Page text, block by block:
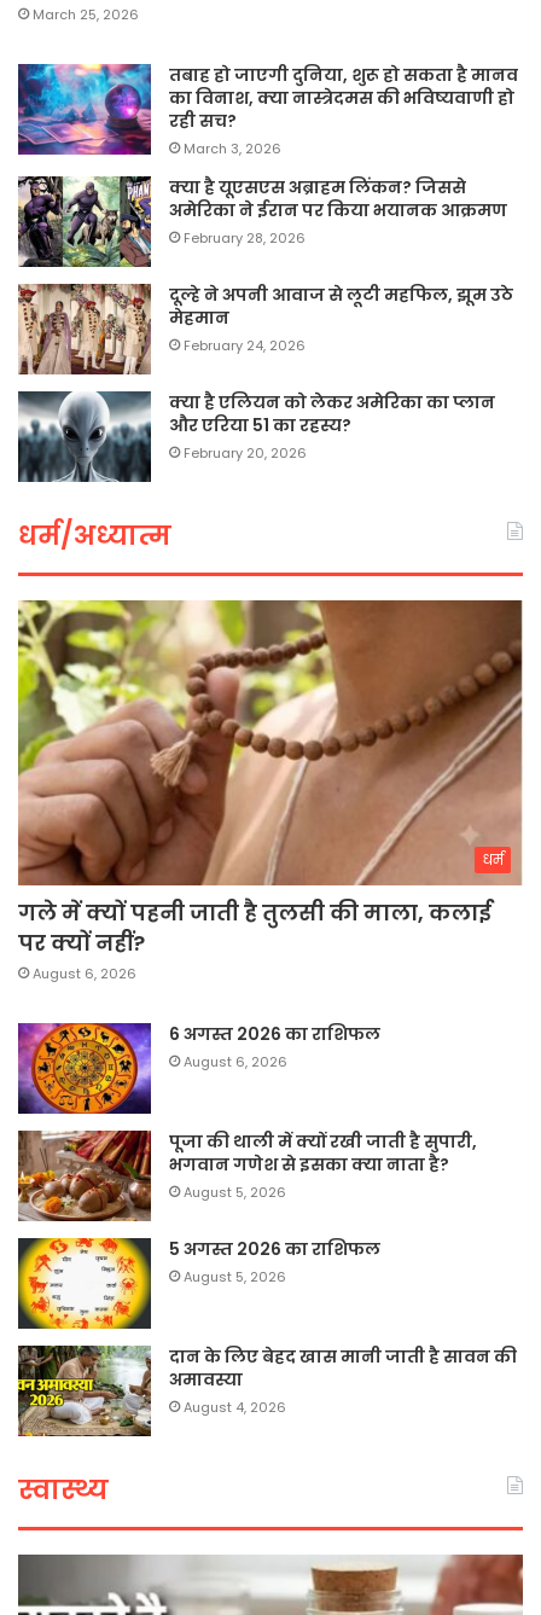
March 25, 2026
तबाह हो जाएगी दुनिया, शुरू हो सकता है मानव
का विनाश, क्या नास्त्रेदमस की भविष्यवाणी हो
रही सच?
March 3, 2026
क्या है यूएसएस अब्राहम लिंकन? जिससे
अमेरिका ने ईरान पर किया भयानक आक्रमण
February 28, 2026
दूल्हे ने अपनी आवाज से लूटी महफिल, झूम उठे
मेहमान
February 24, 2026
क्या है एलियन को लेकर अमेरिका का प्लान
और एरिया 51 का रहस्य?
February 20, 2026
धर्म/अध्यात्म
धर्म
गले में क्यों पहनी जाती है तुलसी की माला, कलाई
पर क्यों नहीं?
August 6, 2026
6 अगस्त 2026 का राशिफल
August 6, 2026
पूजा की थाली में क्यों रखी जाती है सुपारी,
भगवान गणेश से इसका क्या नाता है?
August 5, 2026
5 अगस्त 2026 का राशिफल
August 5, 2026
दान के लिए बेहद खास मानी जाती है सावन की
अमावस्या
August 4, 2026
स्वास्थ्य